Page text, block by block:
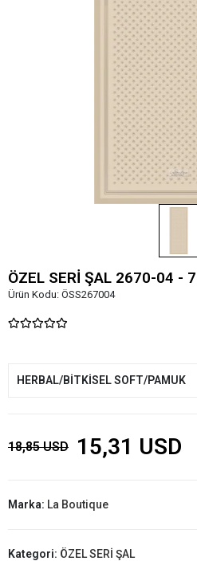
ÖZEL SERİ ŞAL 2670-04 -
Ürün Kodu: ÖSS267004
HERBAL/BİTKİSEL SOFT/PAMUK
18,85 USD 15,31 USD
Marka: La Boutique
Kategori: ÖZEL SERİ ŞAL